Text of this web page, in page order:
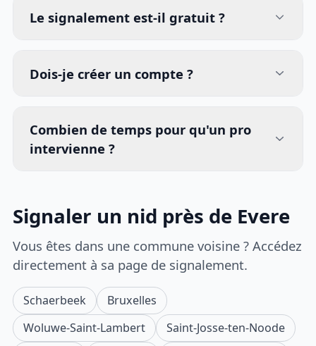
Le signalement est-il gratuit ?
Dois-je créer un compte ?
Combien de temps pour qu'un pro
intervienne ?
Signaler un nid près de Evere
Vous êtes dans une commune voisine ? Accédez
directement à sa page de signalement.
Schaerbeek
Bruxelles
Woluwe-Saint-Lambert
Saint-Josse-ten-Noode